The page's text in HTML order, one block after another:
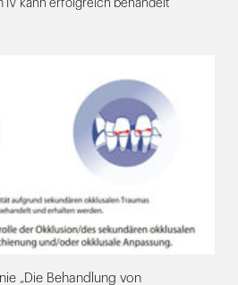
IV kann erfolgreich behandelt
„Die Behandlung von